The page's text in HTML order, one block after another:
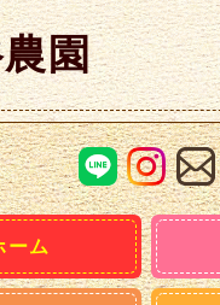
園
ーム